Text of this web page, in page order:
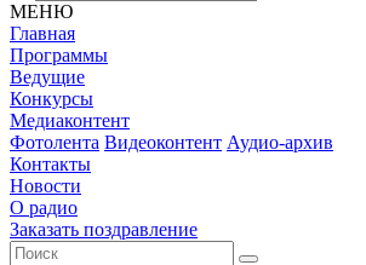
МЕНЮ
Главная
Программы
Ведущие
Конкурсы
Медиаконтент
Фотолента Видеоконтент Аудио-архив
Контакты
Новости
О радио
Заказать поздравление